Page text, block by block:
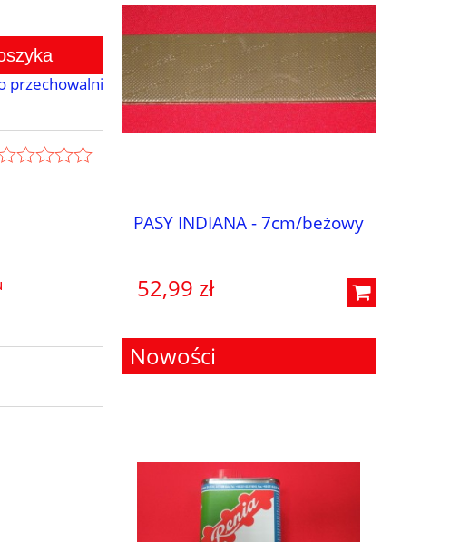
przechowalni
5cm/karmel PASY INDIANA - 7cm/beżowy
52,99 zł
Nowości